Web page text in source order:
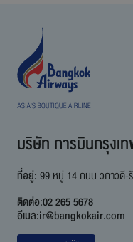
บริษัท การบินกรุง
ที่อยู่:99 หมู่ 14 ถนน วิภาวดี-
ติดต่อ:02 265 5678
อีเมล:ir@bangkokair.com